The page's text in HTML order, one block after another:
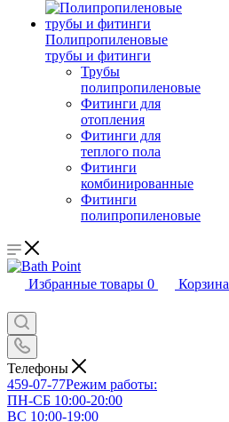
Полипропиленовые
трубы и фитинги
Трубы
полипропиленовые
Фитинги для
отопления
Фитинги для
теплого пола
Фитинги
комбинированные
Фитинги
полипропиленовые
Избранные товары 0 Корзина
Телефоны
459-07-77Режим работы:
ПН-СБ 10:00-20:00
ВС 10:00-19:00